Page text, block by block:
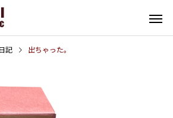
記 出ちゃった。